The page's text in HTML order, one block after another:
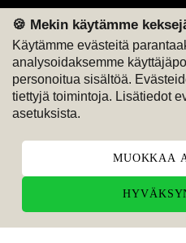
🍪 Mekin käytämme
Käytämme evästeitä
analysoidaksemme
personoitua sisältöä.
tiettyjä toimintoja. Lisätiedot
asetuksista.
MUOKKAA
Maksutavat
M